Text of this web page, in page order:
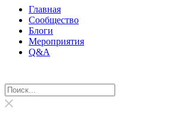
Главная
Сообщество
Блоги
Мероприятия
Q&A